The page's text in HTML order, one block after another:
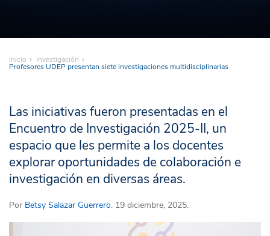
Inicio Investigación
Profesores UDEP presentan siete investigaciones multidisciplinarias
Las iniciativas fueron presentadas en el
Encuentro de Investigación 2025-II, un
espacio que les permite a los docentes
explorar oportunidades de colaboración e
investigación en diversas áreas.
Por Betsy Salazar Guerrero. 19 diciembre, 2025.